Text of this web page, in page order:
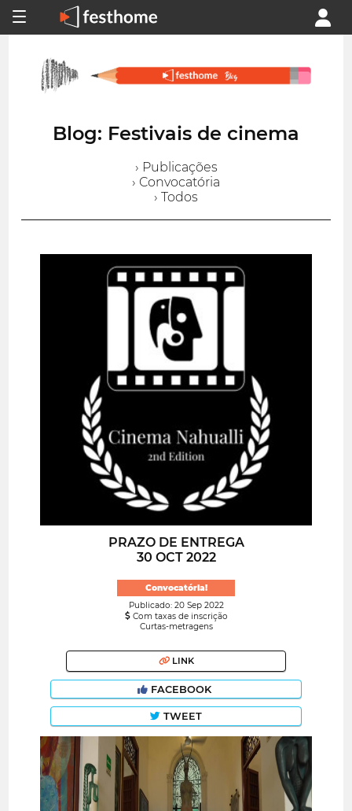
Blog: Festivais de cinema
› Publicações
› Convocatória
› Todos
PRAZO DE ENTREGA
30 OCT 2022
Convocatória!
Publicado: 20 Sep 2022
Com taxas de inscrição
Curtas-metragens
LINK
FACEBOOK
TWEET